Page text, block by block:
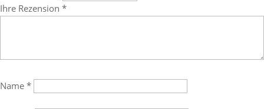
Ihre Rezension *
Name *